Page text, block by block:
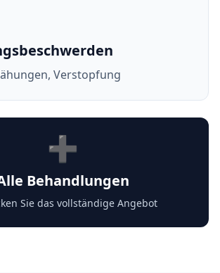
Verstopfung
➕
Behandlungen
Sie das vollständige Angebot